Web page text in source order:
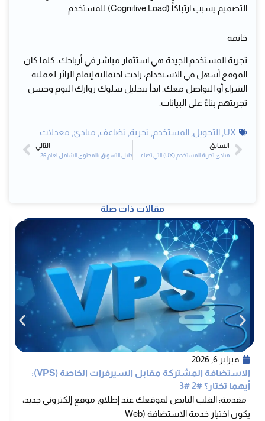
التصميم يسبب ارتباكاً (Cognitive Load) للمستخدم.
خاتمة
تجربة المستخدم الجيدة هي استثمار مباشر في أرباحك. كلما كان
الموقع أسهل في الاستخدام، زادت احتمالية إتمام الزائر لعملية
الشراء أو التواصل معك. ابدأ بتحليل سلوك زوارك اليوم وحسن
تجربتهم بناءً على البيانات.
UX التحويل المستخدم تجربة تضاعف مبادئ معدلات
Prev
السابق التالي
مقالات ذات صلة
فبراير 6, 2026
الاستضافة المشتركة مقابل السيرفرات الخاصة (VPS):
أيهما تختار؟ #2 #3
مقدمة: القلب النابض لموقعك عند إطلاق موقع إلكتروني جديد،
يكون اختيار خدمة الاستضافة (Web